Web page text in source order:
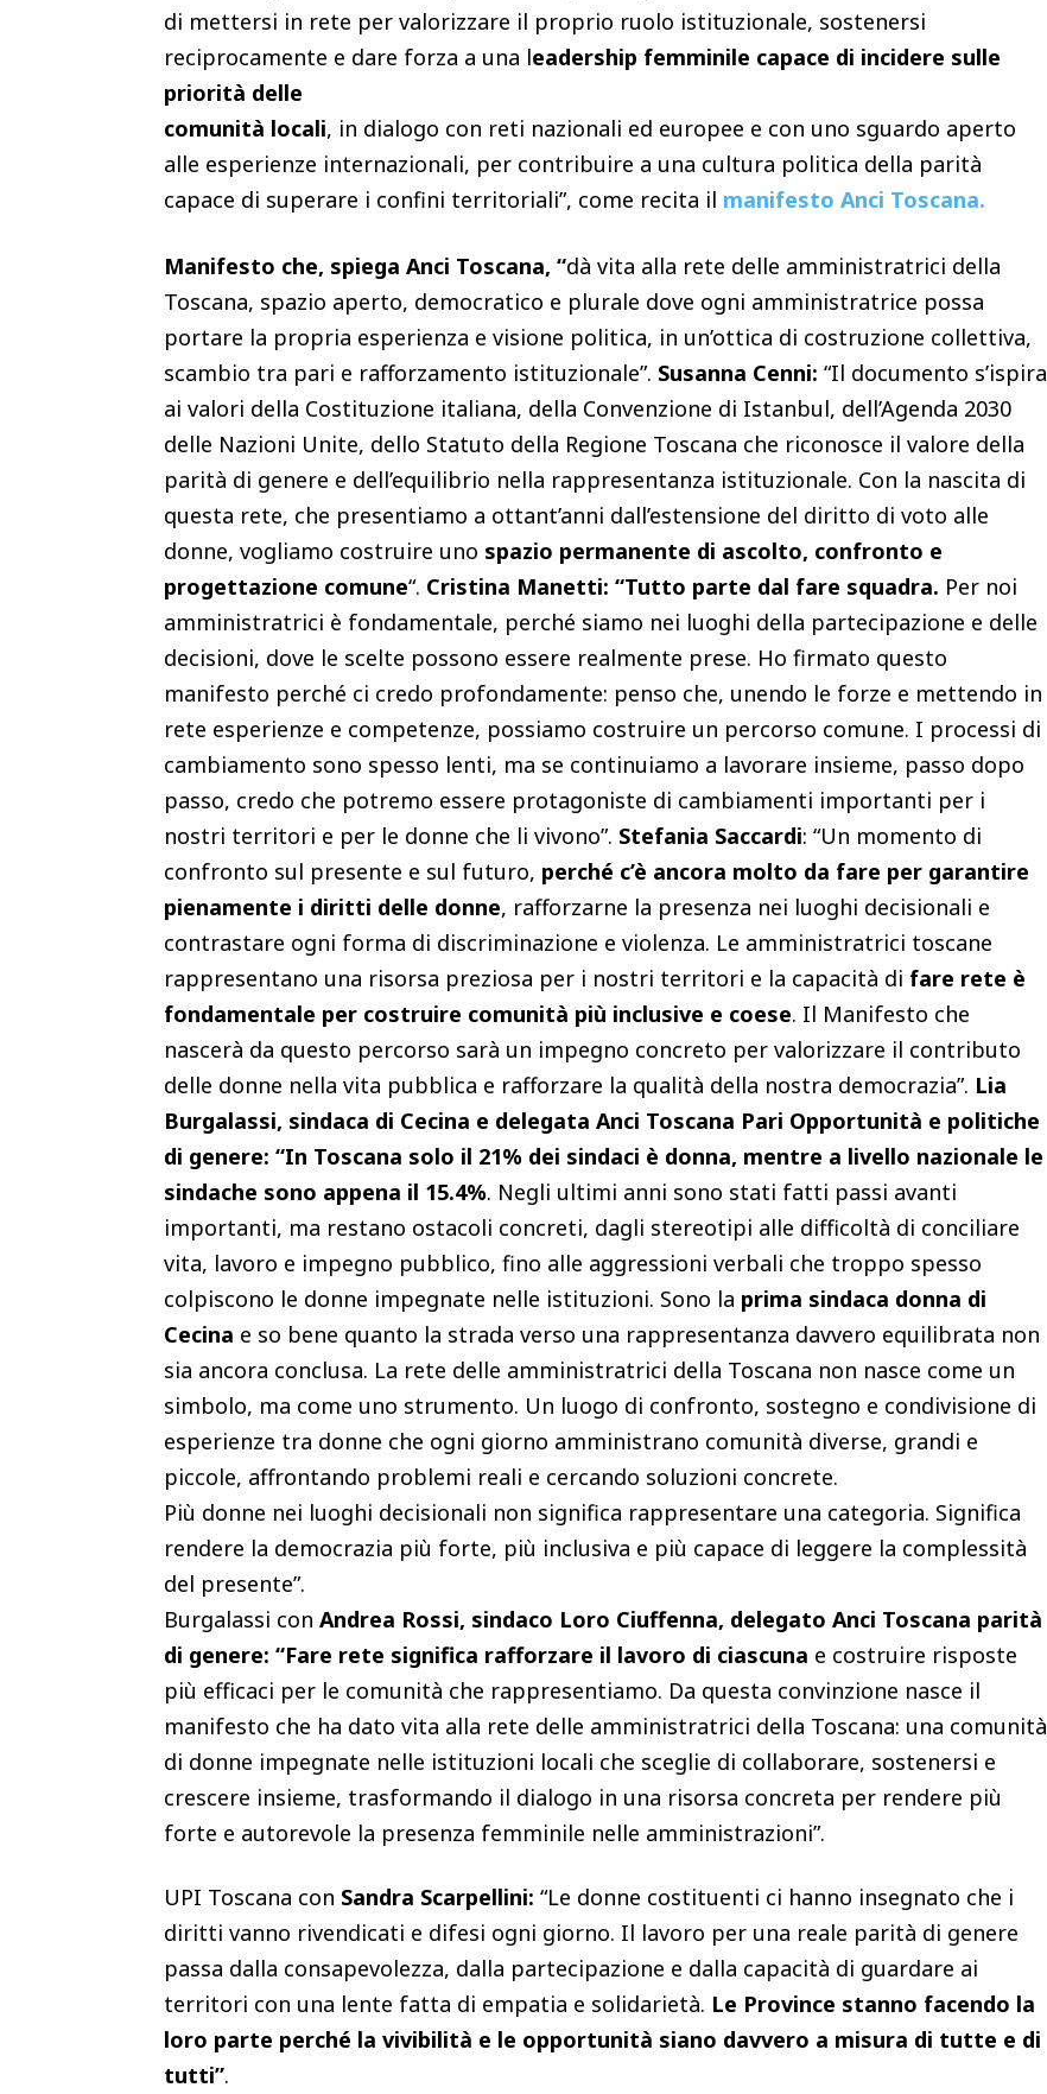
di mettersi in rete per valorizzare il proprio ruolo istituzionale, sostenersi
reciprocamente e dare forza a una leadership femminile capace di incidere sulle
priorità delle
comunità locali, in dialogo con reti nazionali ed europee e con uno sguardo aperto
alle esperienze internazionali, per contribuire a una cultura politica della parità
capace di superare i confini territoriali”, come recita il manifesto Anci Toscana.
Manifesto che, spiega Anci Toscana, “dà vita alla rete delle amministratrici della
Toscana, spazio aperto, democratico e plurale dove ogni amministratrice possa
portare la propria esperienza e visione politica, in un’ottica di costruzione collettiva,
scambio tra pari e rafforzamento istituzionale”. Susanna Cenni: “Il documento s’ispira
ai valori della Costituzione italiana, della Convenzione di Istanbul, dell’Agenda 2030
delle Nazioni Unite, dello Statuto della Regione Toscana che riconosce il valore della
parità di genere e dell’equilibrio nella rappresentanza istituzionale. Con la nascita di
questa rete, che presentiamo a ottant’anni dall’estensione del diritto di voto alle
donne, vogliamo costruire uno spazio permanente di ascolto, confronto e
progettazione comune“. Cristina Manetti: “Tutto parte dal fare squadra. Per noi
amministratrici è fondamentale, perché siamo nei luoghi della partecipazione e delle
decisioni, dove le scelte possono essere realmente prese. Ho firmato questo
manifesto perché ci credo profondamente: penso che, unendo le forze e mettendo in
rete esperienze e competenze, possiamo costruire un percorso comune. I processi di
cambiamento sono spesso lenti, ma se continuiamo a lavorare insieme, passo dopo
passo, credo che potremo essere protagoniste di cambiamenti importanti per i
nostri territori e per le donne che li vivono”. Stefania Saccardi: “Un momento di
confronto sul presente e sul futuro, perché c’è ancora molto da fare per garantire
pienamente i diritti delle donne, rafforzarne la presenza nei luoghi decisionali e
contrastare ogni forma di discriminazione e violenza. Le amministratrici toscane
rappresentano una risorsa preziosa per i nostri territori e la capacità di fare rete è
fondamentale per costruire comunità più inclusive e coese. Il Manifesto che
nascerà da questo percorso sarà un impegno concreto per valorizzare il contributo
delle donne nella vita pubblica e rafforzare la qualità della nostra democrazia”. Lia
Burgalassi, sindaca di Cecina e delegata Anci Toscana Pari Opportunità e politiche
di genere: “In Toscana solo il 21% dei sindaci è donna, mentre a livello nazionale le
sindache sono appena il 15.4%. Negli ultimi anni sono stati fatti passi avanti
importanti, ma restano ostacoli concreti, dagli stereotipi alle difficoltà di conciliare
vita, lavoro e impegno pubblico, fino alle aggressioni verbali che troppo spesso
colpiscono le donne impegnate nelle istituzioni. Sono la prima sindaca donna di
Cecina e so bene quanto la strada verso una rappresentanza davvero equilibrata non
sia ancora conclusa. La rete delle amministratrici della Toscana non nasce come un
simbolo, ma come uno strumento. Un luogo di confronto, sostegno e condivisione di
esperienze tra donne che ogni giorno amministrano comunità diverse, grandi e
piccole, affrontando problemi reali e cercando soluzioni concrete.
Più donne nei luoghi decisionali non significa rappresentare una categoria. Significa
rendere la democrazia più forte, più inclusiva e più capace di leggere la complessità
del presente”.
Burgalassi con Andrea Rossi, sindaco Loro Ciuffenna, delegato Anci Toscana parità
di genere: “Fare rete significa rafforzare il lavoro di ciascuna e costruire risposte
più efficaci per le comunità che rappresentiamo. Da questa convinzione nasce il
manifesto che ha dato vita alla rete delle amministratrici della Toscana: una comunità
di donne impegnate nelle istituzioni locali che sceglie di collaborare, sostenersi e
crescere insieme, trasformando il dialogo in una risorsa concreta per rendere più
forte e autorevole la presenza femminile nelle amministrazioni”.
UPI Toscana con Sandra Scarpellini: “Le donne costituenti ci hanno insegnato che i
diritti vanno rivendicati e difesi ogni giorno. Il lavoro per una reale parità di genere
passa dalla consapevolezza, dalla partecipazione e dalla capacità di guardare ai
territori con una lente fatta di empatia e solidarietà. Le Province stanno facendo la
loro parte perché la vivibilità e le opportunità siano davvero a misura di tutte e di
tutti”.